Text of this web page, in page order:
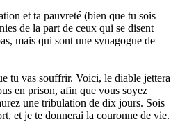
et ta pauvreté (bien que tu sois
de la part de ceux qui se disent
mais qui sont une synagogue de
tu vas souffrir. Voici, le diable jettera
en prison, afin que vous soyez
une tribulation de dix jours. Sois
et je te donnerai la couronne de vie.